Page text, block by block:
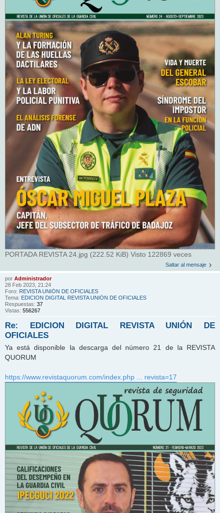
PORTADA REVISTA 24.jpg (222.52 KiB) Visto 122869 veces
Saltar al mensaje
por Administrador
28 Feb 2023, 21:24
Foro: REVISTA UNIÓN DE OFICIALES
Tema: EDICION DIGITAL REVISTA UNIÓN DE OFICIALES
Respuestas: 37
Vistas: 556267
Re: EDICION DIGITAL REVISTA UNIÓN DE
OFICIALES
Ya está disponible la descarga del número 21 de la REVISTA
QUORUM
https://www.revistaquorum.com/index.php ... revista=17